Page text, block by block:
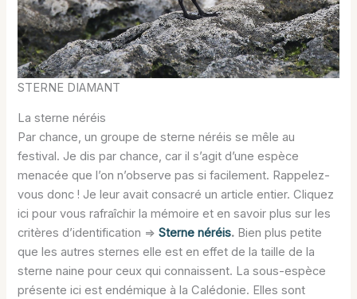
STERNE DIAMANT
La sterne néréis
Par chance, un groupe de sterne néréis se mêle au
festival. Je dis par chance, car il s’agit d’une espèce
menacée que l’on n’observe pas si facilement. Rappelez-
vous donc ! Je leur avait consacré un article entier. Cliquez
ici pour vous rafraîchir la mémoire et en savoir plus sur les
critères d’identification =>Sterne néréis. Bien plus petite
que les autres sternes elle est en effet de la taille de la
sterne naine pour ceux qui connaissent. La sous-espèce
présente ici est endémique à la Calédonie. Elles sont